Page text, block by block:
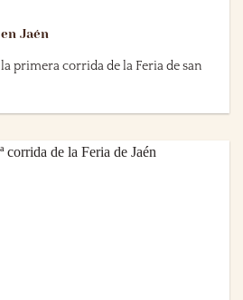
Jaén
primera corrida de la Feria de san